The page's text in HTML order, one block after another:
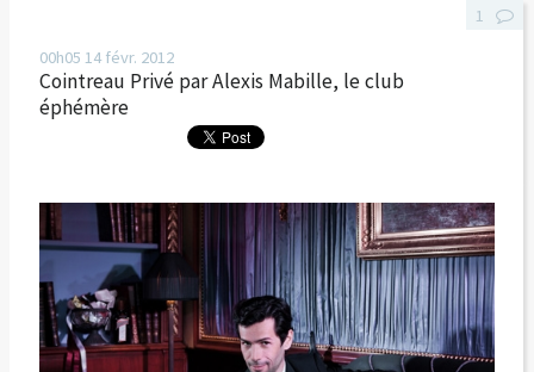
00h05 14 févr. 2012
Cointreau Privé par Alexis Mabille, le club
éphémère
1